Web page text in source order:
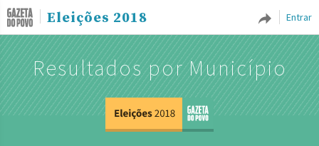
Entrar
Eleições 2018
Resultados por Município